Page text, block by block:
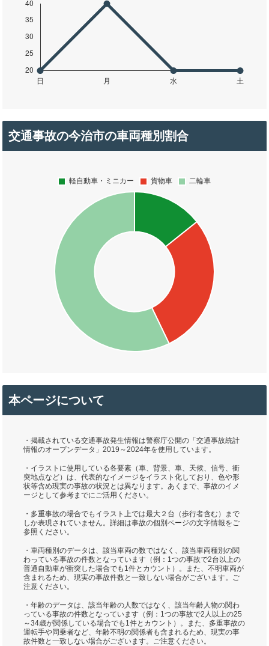
交通事故の今治市の車両種別割合
本ページについて
・掲載されている交通事故発生情報は警察庁公開の「交通事故統計
情報のオープンデータ」2019～2024年を使用しています。
・イラストに使用している各要素（車、背景、車、天候、信号、衝
突地点など）は、代表的なイメージをイラスト化しており、色や形
状等含め現実の事故の状況とは異なります。あくまで、事故のイメ
ージとして参考までにご活用ください。
・多重事故の場合でもイラスト上では最大２台（歩行者含む）まで
しか表現されていません。詳細は事故の個別ページの文字情報をご
参照ください。
・車両種別のデータは、該当車両の数ではなく、該当車両種別の関
わっている事故の件数となっています（例：1つの事故で2台以上の
普通自動車が衝突した場合でも1件とカウント）。また、不明車両が
含まれるため、現実の事故件数と一致しない場合がございます。ご
注意ください。
・年齢のデータは、該当年齢の人数ではなく、該当年齢人物の関わ
っている事故の件数となっています（例：1つの事故で2人以上の25
～34歳が関係している場合でも1件とカウント）。また、多重事故の
運転手や同乗者など、年齢不明の関係者も含まれるため、現実の事
故件数と一致しない場合がございます。ご注意ください。